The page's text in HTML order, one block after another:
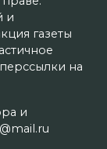
и
газеты
на
и